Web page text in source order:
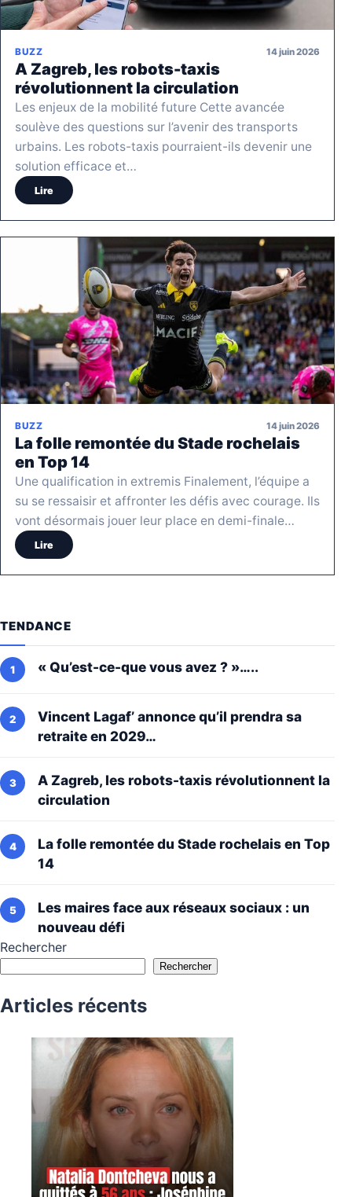
BUZZ 14 juin 2026
A Zagreb, les robots-taxis
révolutionnent la circulation
Les enjeux de la mobilité future Cette avancée
soulève des questions sur l’avenir des transports
urbains. Les robots-taxis pourraient-ils devenir une
solution efficace et…
Lire
BUZZ 14 juin 2026
La folle remontée du Stade rochelais
en Top 14
Une qualification in extremis Finalement, l’équipe a
su se ressaisir et affronter les défis avec courage. Ils
vont désormais jouer leur place en demi-finale…
Lire
TENDANCE
« Qu’est-ce-que vous avez ? »…..
Vincent Lagaf’ annonce qu’il prendra sa
retraite en 2029…
A Zagreb, les robots-taxis révolutionnent la
circulation
La folle remontée du Stade rochelais en Top
14
Les maires face aux réseaux sociaux : un
nouveau défi
Rechercher
Rechercher
Articles récents